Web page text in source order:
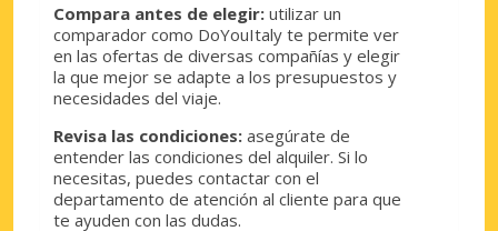
Compara antes de elegir: utilizar un
comparador como DoYouItaly te permite ver
en las ofertas de diversas compañías y elegir
la que mejor se adapte a los presupuestos y
necesidades del viaje.
Revisa las condiciones: asegúrate de
entender las condiciones del alquiler. Si lo
necesitas, puedes contactar con el
departamento de atención al cliente para que
te ayuden con las dudas.